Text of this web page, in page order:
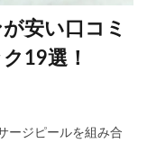
安い口コミ
19選！
ージピールを組み合